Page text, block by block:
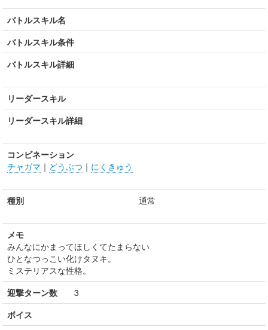
バトルスキル名
バトルスキル条件
バトルスキル詳細
リーダースキル
リーダースキル詳細
コンビネーション
チャガマ ｜ どうぶつ ｜ にくきゅう
種別 通常
メモ
みんなにかまってほしくてたまらない
ひとなつっこい化けタヌキ。
ミステリアスな性格。
迎撃ターン数 3
ボイス